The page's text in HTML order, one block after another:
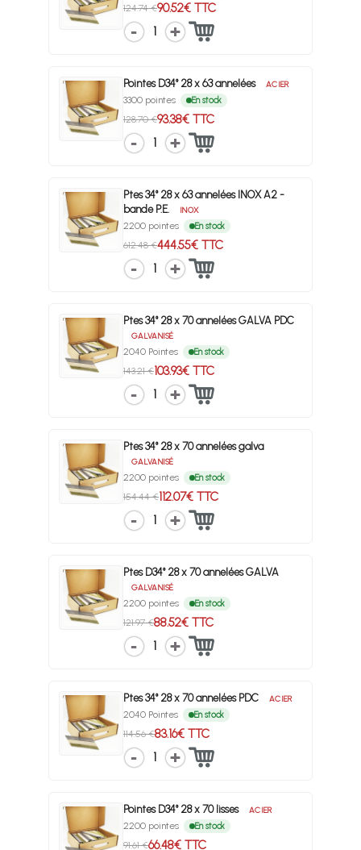
124.74 €90.52€ TTC
1
Pointes D34° 28 x 63 annelées ACIER
3300 pointes En stock
128.70 €93.38€ TTC
1
Ptes 34° 28 x 63 annelées INOX A2 -
bande P.E.
INOX
2200 pointes En stock
612.48 €444.55€ TTC
1
Ptes 34° 28 x 70 annelées GALVA PDC
GALVANISÉ
2040 Pointes En stock
143.21 €103.93€ TTC
1
Ptes 34° 28 x 70 annelées galva
GALVANISÉ
2200 pointes En stock
154.44 €112.07€ TTC
1
Ptes D34° 28 x 70 annelées GALVA
GALVANISÉ
2200 pointes En stock
121.97 €88.52€ TTC
1
Ptes 34° 28 x 70 annelées PDC ACIER
2040 Pointes En stock
114.56 €83.16€ TTC
1
Pointes D34° 28 x 70 lisses ACIER
2200 pointes En stock
91.61 €66.48€ TTC